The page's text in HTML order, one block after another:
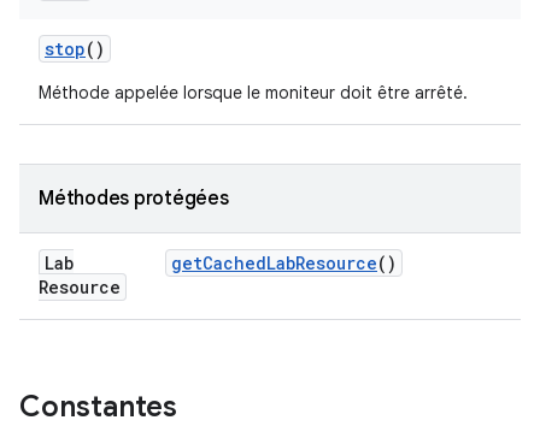
stop()
Méthode appelée lorsque le moniteur doit être arrêté.
Méthodes protégées
Lab
Resource
getCachedLabResource()
Constantes